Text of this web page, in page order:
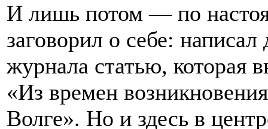
И лишь потом — по
заговорил о себе:
журнала статью, которая
«Из времен
Волге». Но и здесь в